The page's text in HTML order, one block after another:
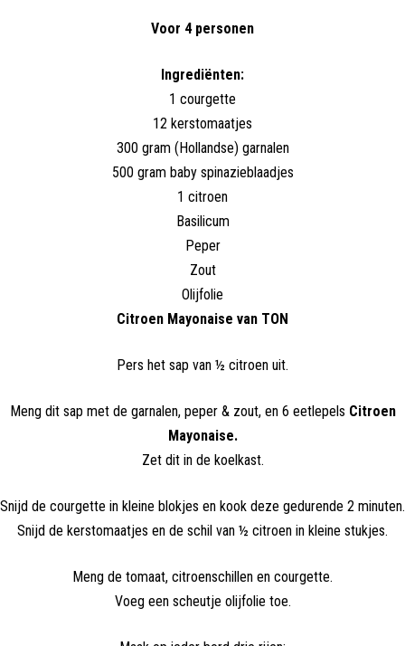
Voor 4 personen
Ingrediënten:
1 courgette
12 kerstomaatjes
300 gram (Hollandse) garnalen
500 gram baby spinazieblaadjes
1 citroen
Basilicum
Peper
Zout
Olijfolie
Citroen Mayonaise van TON
Pers het sap van ½ citroen uit.
Meng dit sap met de garnalen, peper & zout, en 6 eetlepels Citroen
Mayonaise.
Zet dit in de koelkast.
Snijd de courgette in kleine blokjes en kook deze gedurende 2 minuten.
Snijd de kerstomaatjes en de schil van ½ citroen in kleine stukjes.
Meng de tomaat, citroenschillen en courgette.
Voeg een scheutje olijfolie toe.